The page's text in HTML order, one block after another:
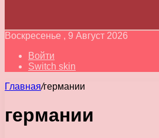
Воскресенье , 9 Август 2026
Войти
Switch skin
Главная/германии
германии